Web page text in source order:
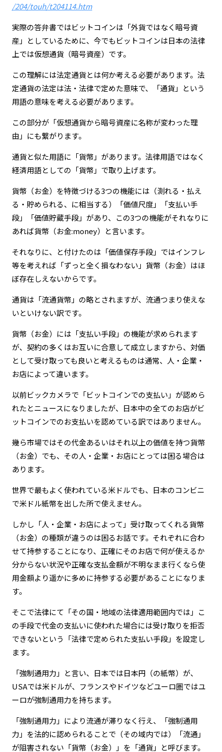
/204/touh/t204114.htm
実際の答弁書ではビットコインは「外貨ではなく暗号資
産」としているために、今でもビットコインは日本の法律
上では仮想通貨（暗号資産）です。
この理解には法定通貨とは何か考える必要があります。法
定通貨の法定は法・法律で定めた意味で、「通貨」という
用語の意味を考える必要があります。
この部分が「仮想通貨から暗号資産に名称が変わった理
由」にも繋がります。
通貨と似た用語に「貨幣」があります。法律用語ではなく
経済用語としての「貨幣」で取り上げます。
貨幣（お金）を特徴づける3つの機能には（測れる・払え
る・貯められる、に相当する）「価値尺度」「支払い手
段」「価値貯蔵手段」があり、この3つの機能がそれなりに
あれば貨幣（お金:money）と言います。
それなりに、と付けたのは「価値保存手段」ではインフレ
等を考えれば「ずっと全く損なわない」貨幣（お金）はほ
ぼ存在しえないからです。
通貨は「流通貨幣」の略とされますが、流通つまり使えな
いといけない訳です。
貨幣（お金）には「支払い手段」の機能が求められます
が、契約の多くはお互いに合意して成立しますから、対価
として受け取っても良いと考えるものは通常、人・企業・
お店によって違います。
以前ビックカメラで「ビットコインでの支払い」が認めら
れたとニュースになりましたが、日本中の全てのお店がビ
ットコインでのお支払いを認めている訳ではありません。
幾ら市場ではその代金あるいはそれ以上の価値を持つ貨幣
（お金）でも、その人・企業・お店にとっては困る場合は
あります。
世界で最もよく使われている米ドルでも、日本のコンビニ
で米ドル紙幣を出した所で使えません。
しかし「人・企業・お店によって」受け取ってくれる貨幣
（お金）の種類が違うのは困るお話です。それぞれに合わ
せて持参することになり、正確にそのお店で何が使えるか
分からない状況や正確な支払金額が不明なまま行くなら使
用金額より遥かに多めに持参する必要があることになりま
す。
そこで法律にて「その国・地域の法律適用範囲内では」こ
の手段で代金の支払いに使われた場合には受け取りを拒否
できないという「法律で定められた支払い手段」を設定し
ます。
「強制通用力」と言い、日本では日本円（の紙幣）が、
USAでは米ドルが、フランスやドイツなどユーロ圏ではユ
ーロが強制通用力を持ちます。
「強制通用力」により流通が滞りなく行え、「強制通用
力」を法的に認められることで（その域内では）「流通」
が阻害されない「貨幣（お金）」を「通貨」と呼びます。